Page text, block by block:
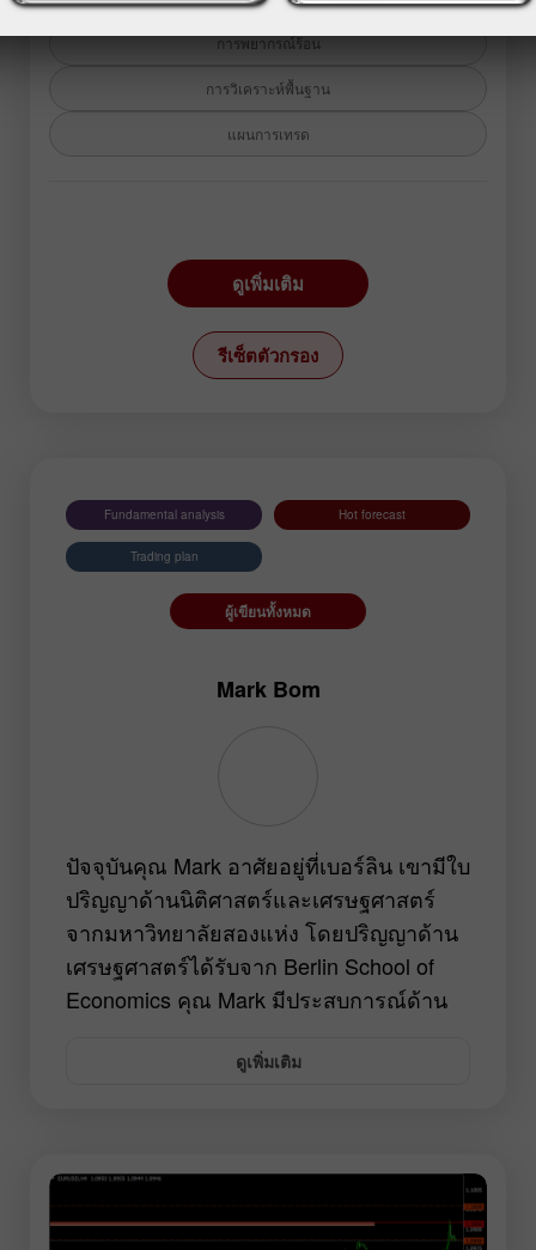
การพยากรณ์ร้อน
การวิเคราะห์พื้นฐาน
แผนการเทรด
EURUSD
GBPUSD
USDCHF
USDCAD
AUDUSD
ดูเพิ่มเติม
รีเซ็ตตัวกรอง
Fundamental analysis Hot forecast
Trading plan
ผู้เขียนทั้งหมด
Mark Bom
ปัจจุบันคุณ Mark อาศัยอยู่ที่เบอร์ลิน เขามีใบ
ปริญญาด้านนิติศาสตร์และเศรษฐศาสตร์
จากมหาวิทยาลัยสองแห่ง โดยปริญญาด้าน
เศรษฐศาสตร์ได้รับจาก Berlin School of
Economics คุณ Mark มีประสบการณ์ด้าน
ด้านกฎหมายประมาณสองสามปี เขายังเป็น
นักวิเคราะห์ที่ InstaForex ในปี 2019 กลยุทธ์
EUR/USD และ GBP/USD นั้นขึ้นอยู่กับ
ดูเพิ่มเติม